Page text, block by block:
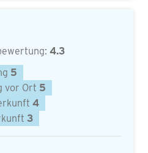
4.3
5
vor Ort 5
4
3